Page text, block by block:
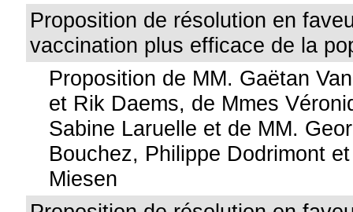
Proposition de résolution en
vaccination plus efficace de la
Proposition de MM. Gaëtan
et Rik Daems, de Mmes
Sabine Laruelle et de MM.
Bouchez, Philippe Dodrimont
Miesen